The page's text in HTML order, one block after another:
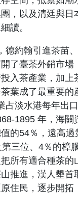
，以及清廷與日
讀。
德約翰引進茶苗
了臺茶外銷市場
入茶產業，加上
葉成了最重要的
占淡水港每年出
1895 年，海關
的54％，遠高過
三位、 4％的樟
所有適合種茶的
推進，漢人墾首
住民，逐步開拓